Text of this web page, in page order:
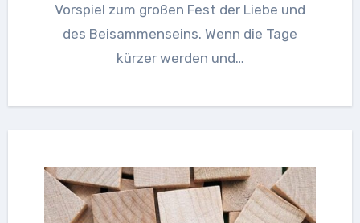
Vorspiel zum großen Fest der Liebe und
des Beisammenseins. Wenn die Tage
kürzer werden und…